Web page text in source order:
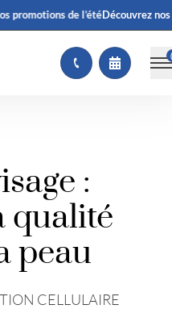
promotions de l’étéDécouvrez nos
(
:
qualité
peau
CELLULAIRE